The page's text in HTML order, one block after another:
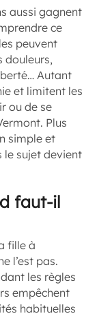
aussi gagnent
ce
peuvent
douleurs,
Autant
et limitent les
ou de se
Plus
simple et
le sujet devient
faut-il
fille à
l’est pas.
les règles
empêchent
habituelles